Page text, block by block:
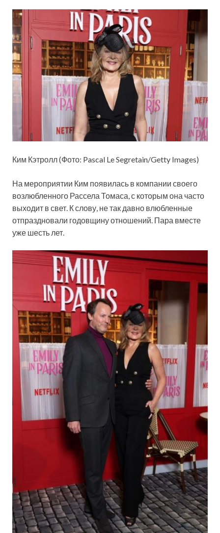
Ким Кэтролл (Фото: Pascal Le Segretain/Getty Images)
На мероприятии Ким появилась в компании своего
возлюбленного Рассела Томаса, с которым она часто
выходит в свет. К слову, не так давно влюбленные
отпраздновали годовщину отношений. Пара вместе
уже шесть лет.